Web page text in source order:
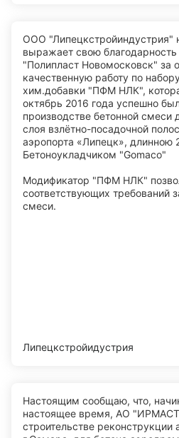
ООО "Липецкстройиндустрия"
выражает свою
"Полипласт Новомосковск" за
качественную работу по
хим.добавки "ПФМ НЛК",
октябрь 2016 года успешно
производстве бетонной смеси
слоя взлётно-посадочной
аэропорта «Липецк», длинною
Бетоноукладчиком "Gomaco"
Модификатор "ПФМ НЛК"
соответствующих требований
смеси.
Липецкстройидустрия
Настоящим сообщаю, что,
настоящее время, АО
строительстве реконструкции